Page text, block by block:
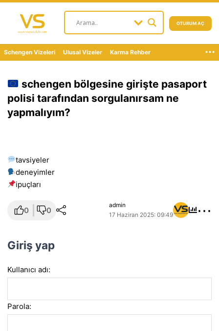
OTURUM AÇ
Schengen Vizeleri Ulusal Vizeler Karma Rehber ...
schengen bölgesine girişte pasaport
polisi tarafından sorgulanırsam ne
yapmalıyım?
tavsiyeler
deneyimler
i̇puçları
0 0
admin
17 Haziran 2025: 09:49
⋯
Giriş yap
Kullanıcı adı:
Parola: